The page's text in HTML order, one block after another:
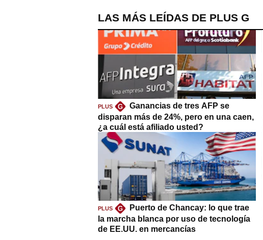
LAS MÁS LEÍDAS DE PLUS G
PLUS G
Ganancias de tres AFP se
disparan más de 24%, pero en una caen,
¿a cuál está afiliado usted?
PLUS G
Puerto de Chancay: lo que trae
la marcha blanca por uso de tecnología
de EE.UU. en mercancías